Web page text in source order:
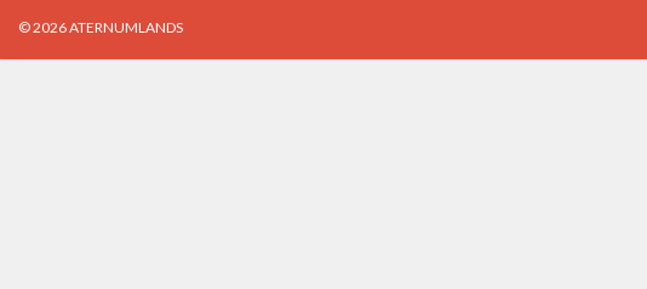
© 2026 ATERNUMLANDS